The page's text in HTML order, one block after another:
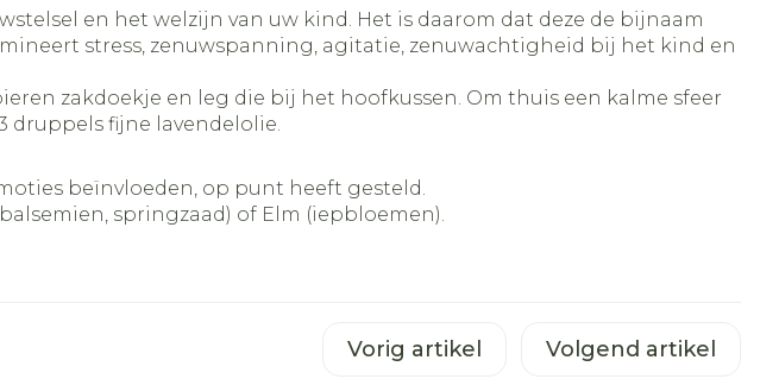
en het welzijn van uw kind. Het is daarom dat deze de bijnaam
stress, zenuwspanning, agitatie, zenuwachtigheid bij het kind en
zakdoekje en leg die bij het hoofkussen. Om thuis een kalme sfeer
druppels fijne lavendelolie.
beïnvloeden, op punt heeft gesteld.
springzaad) of Elm (iepbloemen).
Vorig artikel Volgend artikel